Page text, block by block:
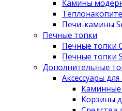
Камины
Печи-камины
Печные топки
Печные топки
Печные топки
Дополнительные
Аксессуары
Корзины